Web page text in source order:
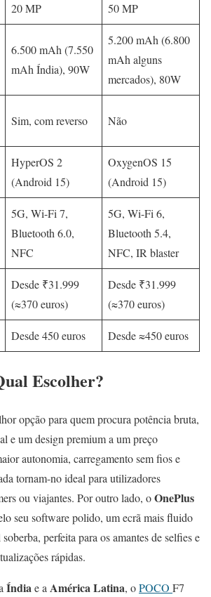
20 MP 50 MP
6.500 mAh (7.550
mAh Índia), 90W
5.200 mAh (6.800
mAh alguns
mercados), 80W
Sim, com reverso Não
HyperOS 2
(Android 15)
OxygenOS 15
(Android 15)
5G, Wi-Fi 7,
Bluetooth 6.0,
NFC
5G, Wi-Fi 6,
Bluetooth 5.4,
NFC, IR blaster
Desde ₹31.999
(≈370 euros)
Desde ₹31.999
(≈370 euros)
Desde 450 euros Desde ≈450 euros
Escolher?
opção para quem procura potência bruta,
e um design premium a um preço
autonomia, carregamento sem fios e
tornam-no ideal para utilizadores
ou viajantes. Por outro lado, oOnePlus
seu software polido, um ecrã mais fluido
perfeita para os amantes de selfies e
rápidas.
Índiae a América Latina, oPOCO F7